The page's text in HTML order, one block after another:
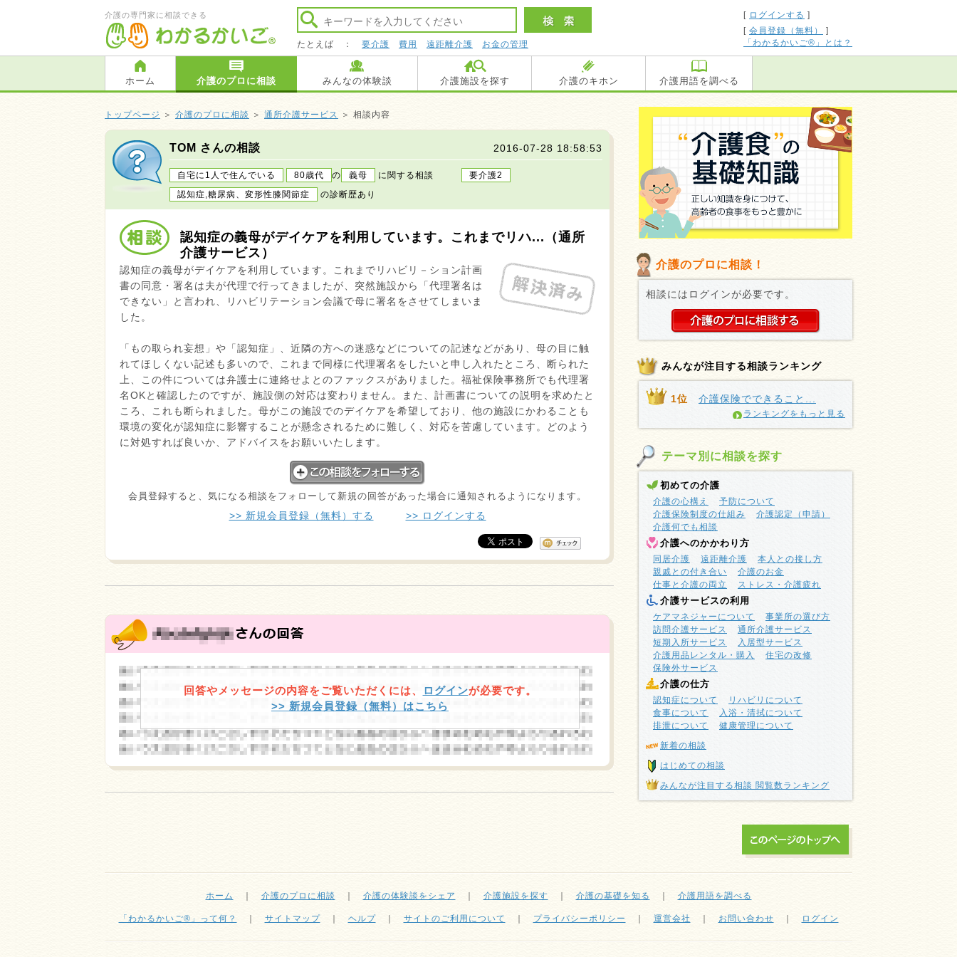
介護の専門家に相談できる
たとえば ： 要介護 費用 遠距離介護 お金の管理
[ ログインする ]
[ 会員登録（無料）
]
「わかるかいご®」とは？
ホーム 介護のプロに相談 みんなの体験談 介護施設を探す 介護のキホン 介護用語を調べる
トップページ ＞ 介護のプロに相談 ＞ 通所介護サービス ＞ 相談内容
TOM さんの相談 2016-07-28 18:58:53
自宅に1人で住んでいる 80歳代 の 義母 に関する相談
要介護2
認知症,糖尿病、変形性膝関節症
の診断歴あり
認知症の義母がデイケアを利用しています。これまでリハ...（通所
介護サービス）
認知症の義母がデイケアを利用しています。これまでリハビリ－ション計画
書の同意・署名は夫が代理で行ってきましたが、突然施設から「代理署名は
できない」と言われ、リハビリテーション会議で母に署名をさせてしまいま
した。
「もの取られ妄想」や「認知症」、近隣の方への迷惑などについての記述などがあり、母の目に触
れてほしくない記述も多いので、これまで同様に代理署名をしたいと申し入れたところ、断られた
上、この件については弁護士に連絡せよとのファックスがありました。福祉保険事務所でも代理署
名OKと確認したのですが、施設側の対応は変わりません。また、計画書についての説明を求めたと
ころ、これも断られました。母がこの施設でのデイケアを希望しており、他の施設にかわることも
環境の変化が認知症に影響することが懸念されるために難しく、対応を苦慮しています。どのよう
に対処すれば良いか、アドバイスをお願いいたします。
会員登録すると、気になる相談をフォローして新規の回答があった場合に通知されるようになります。
>> 新規会員登録（無料）する >> ログインする
回答やメッセージの内容をご覧いただくには、 ログインが必要です。
>> 新規会員登録（無料）はこちら
介護のプロに相談！
相談にはログインが必要です。
みんなが注目する相談ランキング
1位 介護保険でできること...
ランキングをもっと見る
テーマ別に相談を探す
初めての介護
介護の心構え
予防について
介護保険制度の仕組み
介護認定（申請）
介護何でも相談
介護へのかかわり方
同居介護 遠距離介護
本人との接し方
親戚との付き合い
介護のお金
仕事と介護の両立
ストレス・介護疲れ
介護サービスの利用
ケアマネジャーについて
事業所の選び方
訪問介護サービス
通所介護サービス
短期入所サービス
入居型サービス
介護用品レンタル・購入
住宅の改修
保険外サービス
介護の仕方
認知症について
リハビリについて
食事について
入浴・清拭について
排泄について
健康管理について
新着の相談
はじめての相談
みんなが注目する相談 閲覧数ランキング
ホーム 介護のプロに相談 介護の体験談をシェア 介護施設を探す 介護の基礎を知る 介護用語を調べる
「わかるかいご®」って何？ サイトマップ｜ ヘルプ｜ サイトのご利用について プライバシーポリシー 運営会社 お問い合わせ ログイン